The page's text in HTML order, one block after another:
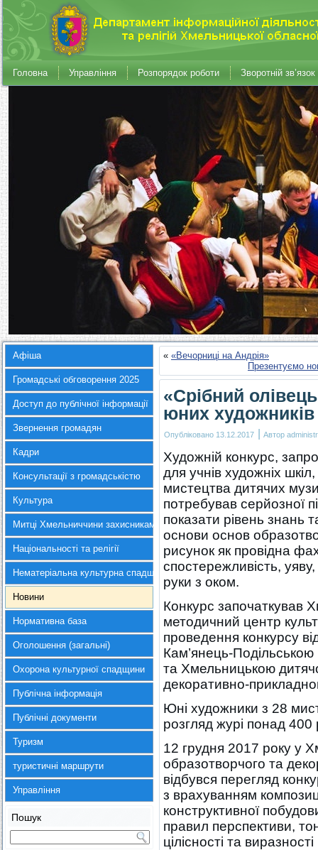
Головна Управління Розпорядок роботи Зворотній зв’язок
Афіша
Громадські обговорення 2025
Доступ до публічної інформації
Звернення громадян
Кадри
Консультації з громадськістю
Культура
Митці Хмельниччини захисникам України
Національності та релігії
Нематеріальна культурна спадщина
Новини
Нормативна база
Оголошення (загальні)
Охорона культурної спадщини
Публічна інформація
Публічні документи
Туризм
туристичні маршрути
Управління
Пошук
« «Вечорниці на Андрія»
Презентуємо
«Срібний
юних художників
Опубліковано 13.12.2017 | Автор
Художній конкурс,
для учнів художніх
мистецтва дитячих
потребував серйозної
показати рівень знань
основи основ
рисунок як провідна
спостережливість,
руки з оком.
Конкурс започаткував
методичний центр
проведення конкурсу
Кам’янець-
та Хмельницькою
декоративно-
Юні художники з 28
розгляд журі понад 400
12 грудня 2017 року у
образотворчого та
відбувся перегляд
з врахуванням
конструктивної
правил перспективи,
цілісності та